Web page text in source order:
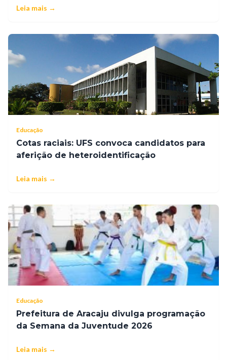
Leia mais →
Educação
Cotas raciais: UFS convoca candidatos para
aferição de heteroidentificação
Leia mais →
Educação
Prefeitura de Aracaju divulga programação
da Semana da Juventude 2026
Leia mais →